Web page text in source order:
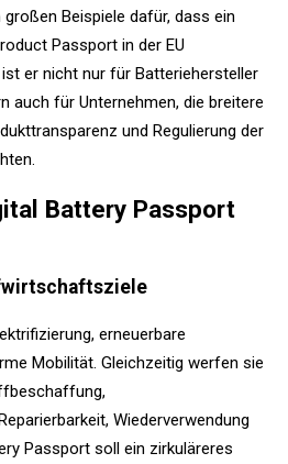
Beispiele dafür, dass ein
Passport in der EU
er nicht nur für Batteriehersteller
auch für Unternehmen, die breitere
und Regulierung der
Battery Passport
erneuerbare
Mobilität. Gleichzeitig werfen sie
Wiederverwendung
Passport soll ein zirkuläreres